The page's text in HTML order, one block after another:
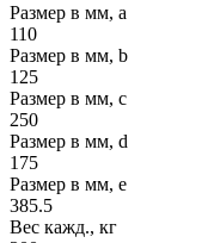
Размер в мм, a
110
Размер в мм, b
125
Размер в мм, c
250
Размер в мм, d
175
Размер в мм, e
385.5
Вес кажд., кг